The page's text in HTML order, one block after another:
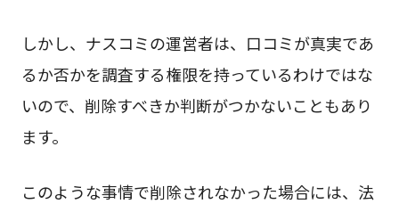
しかし、ナスコミの運営者は、口コミが真実であ
るか否かを調査する権限を持っているわけではな
いので、削除すべきか判断がつかないこともあり
ます。
このような事情で削除されなかった場合には、法